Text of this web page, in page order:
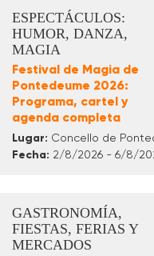
ESPECTÁCULOS:
HUMOR, DANZA,
MAGIA
Festival de Magia de
Pontedeume 2026:
Programa, cartel y
agenda completa
Lugar: Concello de
Fecha: 2/8/2026 - 6/8/
GASTRONOMÍA,
FIESTAS, FERIAS Y
MERCADOS